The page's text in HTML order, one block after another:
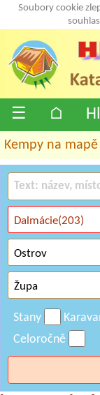
Soubory cookie
☰ ⌂
Kempy na
Stany
Celoročně